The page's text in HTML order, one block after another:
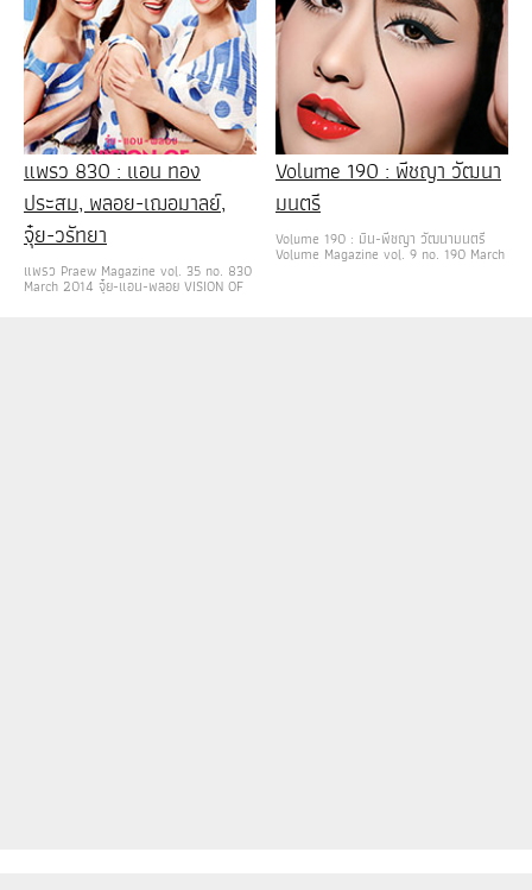
แพรว 830 : แอน ทอง
ประสม, พลอย-เฌอมาลย์,
จุ๋ย-วรัทยา
แพรว Praew Magazine vol. 35 no. 830
March 2014 จุ๋ย-แอน-พลอย VISION OF
Volume 190 : พีชญา วัฒนา
มนตรี
Volume 190 : มิน-พีชญา วัฒนามนตรี
Volume Magazine vol. 9 no. 190 March